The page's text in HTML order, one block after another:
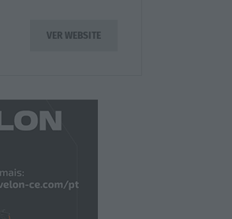
VER WEBSITE